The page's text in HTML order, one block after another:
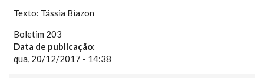
Texto: Tássia Biazon
Boletim 203
Data de publicação:
qua, 20/12/2017 - 14:38